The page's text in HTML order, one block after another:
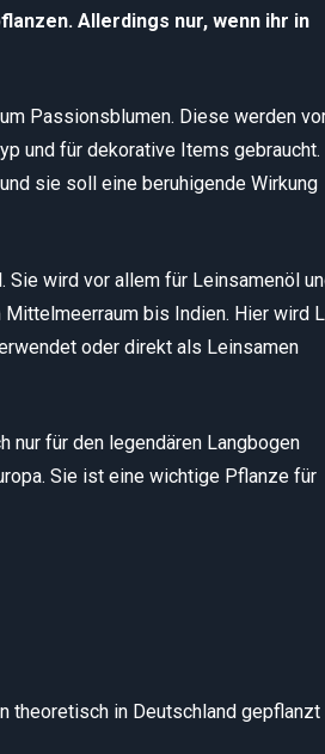
Allerdings nur, wenn ihr in
Passionsblumen. Diese werden
und für dekorative Items gebraucht.
sie soll eine beruhigende Wirkung
wird vor allem für Leinsamenöl
bis Indien. Hier wird
oder direkt als Leinsamen
nur für den legendären Langbogen
Sie ist eine wichtige Pflanze für
theoretisch in Deutschland gepflanzt